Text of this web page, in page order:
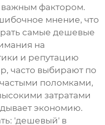
важным фактором.
мнение, что
самые дешевые
на
и репутацию
часто выбирают по
поломками,
затратами
экономию.
'дешевый' в